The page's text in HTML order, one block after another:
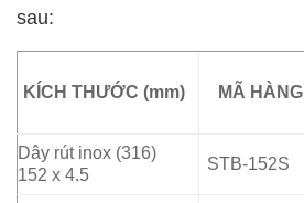
sau:
KÍCH THƯỚC (mm) MÃ HÀNG
Dây rút inox (316)
152 x 4.5
STB-152S